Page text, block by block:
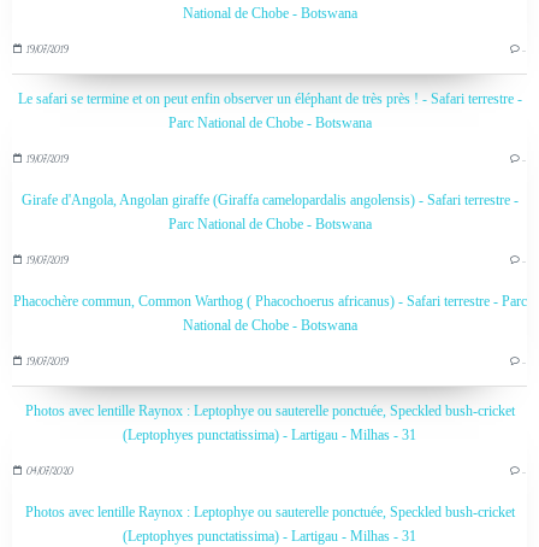
National de Chobe - Botswana
19/07/2019 …
Le safari se termine et on peut enfin observer un éléphant de très près ! - Safari terrestre -
Parc National de Chobe - Botswana
19/07/2019 …
Girafe d'Angola, Angolan giraffe (Giraffa camelopardalis angolensis) - Safari terrestre -
Parc National de Chobe - Botswana
19/07/2019 …
Phacochère commun, Common Warthog ( Phacochoerus africanus) - Safari terrestre - Parc
National de Chobe - Botswana
19/07/2019 …
Photos avec lentille Raynox : Leptophye ou sauterelle ponctuée, Speckled bush-cricket
(Leptophyes punctatissima) - Lartigau - Milhas - 31
04/07/2020 …
Photos avec lentille Raynox : Leptophye ou sauterelle ponctuée, Speckled bush-cricket
(Leptophyes punctatissima) - Lartigau - Milhas - 31